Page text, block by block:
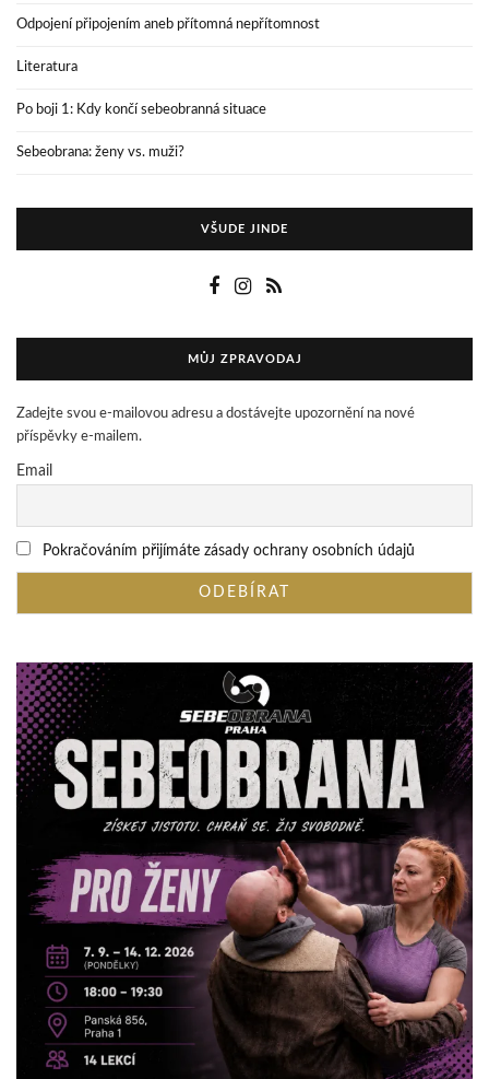
Odpojení připojením aneb přítomná nepřítomnost
Literatura
Po boji 1: Kdy končí sebeobranná situace
Sebeobrana: ženy vs. muži?
VŠUDE JINDE
MŮJ ZPRAVODAJ
Zadejte svou e-mailovou adresu a dostávejte upozornění na nové
příspěvky e-mailem.
Email
Pokračováním přijímáte zásady ochrany osobních údajů